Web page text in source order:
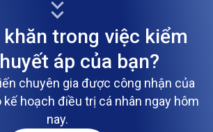
thụ thể angiotensin (ARB). Các loại
có thể được sử dụng đơn lẻ hoặc kết
vào mức huyết áp và phản ứng của
dựa trên giám sát:
Theo dõi liên tục
xuyên giúp đánh giá hiệu quả
xác định nhu cầu điều chỉnh liều
thay đổi kết hợp thuốc.
khăn trong việc kiểm
áp của bạn?
chuyên gia được công nhận của
hoạch điều trị cá nhân ngay hôm
nay.